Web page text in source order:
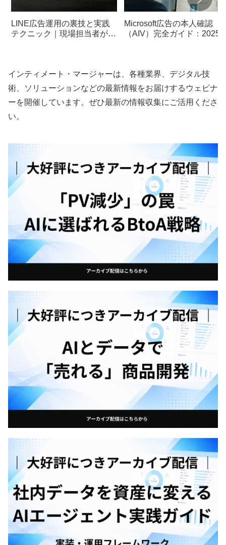
LINE広告運用の裏技と実践
テクニック｜現場担当者が知
Microsoft広告の本人確認
（AIV）完全ガイド：2025
インティメート・マージャーは、各種業界、デジタル技
術、ソリューションなどの最新情報をお届けするウェビナ
ーを開催しています。ぜひ最新の情報収集にご活用くださ
い。